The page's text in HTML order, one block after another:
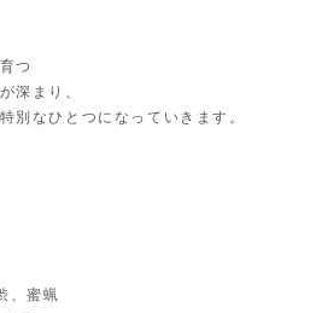
つ
深まり、
別なひとつになっていきます。
、蜜蝋